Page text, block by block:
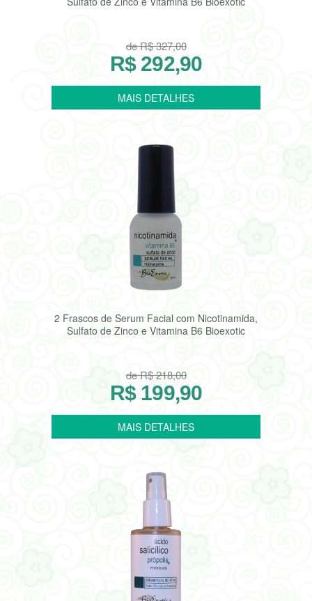
de R$ 327,00
R$ 292,90
2 Frascos de Serum Facial com Nicotinamida,
Sulfato de Zinco e Vitamina B6 Bioexotic
de R$ 218,00
R$ 199,90